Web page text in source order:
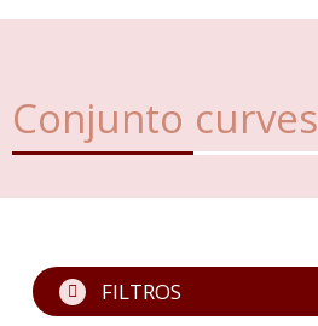
Conjunto curves
FILTROS